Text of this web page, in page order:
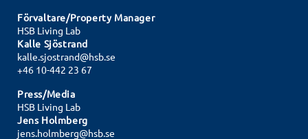
Förvaltare/Property Manager
HSB Living Lab
Kalle Sjöstrand
kalle.sjostrand@hsb.se
+46 10-442 23 67
Press/Media
HSB Living Lab
Jens Holmberg
jens.holmberg@hsb.se